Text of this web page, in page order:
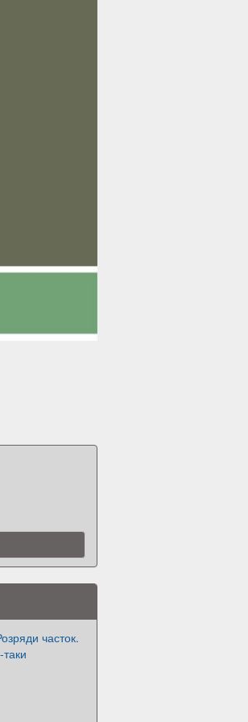
часток.